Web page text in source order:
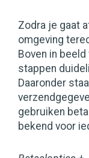
Zodra je gaat
omgeving
Boven in
stappen
Daaronder
gebruiken
bekend voor